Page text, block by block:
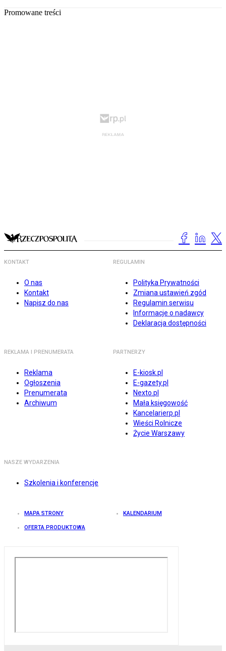
Promowane treści
KONTAKT
O nas
Kontakt
Napisz do nas
REGULAMIN
Polityka Prywatności
Zmiana ustawień zgód
Regulamin serwisu
Informacje o nadawcy
Deklaracja dostępności
REKLAMA I PRENUMERATA
Reklama
Ogłoszenia
Prenumerata
Archiwum
PARTNERZY
E-kiosk.pl
E-gazety.pl
Nexto.pl
Mała księgowość
Kancelarierp.pl
Wieści Rolnicze
Życie Warszawy
NASZE WYDARZENIA
Szkolenia i konferencje
MAPA STRONY KALENDARIUM
OFERTA PRODUKTOWA